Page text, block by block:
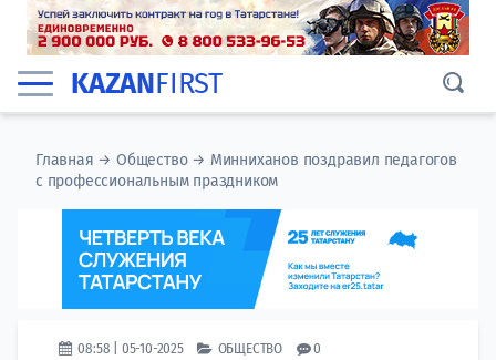
KAZANFIRST
Главная →Общество→ Минниханов поздравил педагогов
с профессиональным праздником
08:58 | 05-10-2025 ОБЩЕСТВО 0